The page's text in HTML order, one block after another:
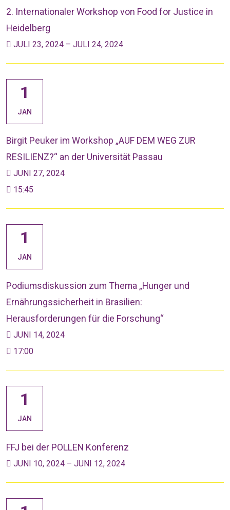
2. Internationaler Workshop von Food for Justice in
Heidelberg
JULI 23, 2024 – JULI 24, 2024
1
JAN
Birgit Peuker im Workshop „AUF DEM WEG ZUR
RESILIENZ?“ an der Universität Passau
JUNI 27, 2024
15:45
1
JAN
Podiumsdiskussion zum Thema „Hunger und
Ernährungssicherheit in Brasilien:
Herausforderungen für die Forschung“
JUNI 14, 2024
17:00
1
JAN
FFJ bei der POLLEN Konferenz
JUNI 10, 2024 – JUNI 12, 2024